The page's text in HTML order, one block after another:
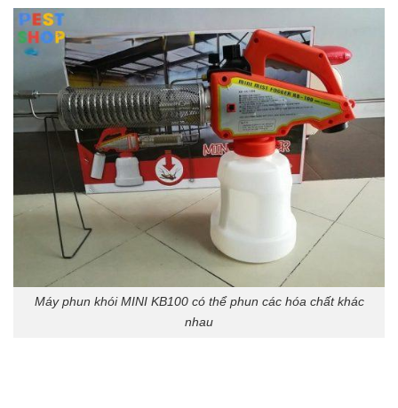
Máy phun khói MINI KB100 có thể phun các hóa chất khác
nhau